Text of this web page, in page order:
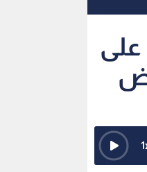
للحكم على
1